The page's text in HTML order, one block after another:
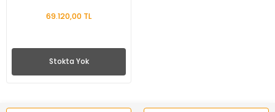
69.120,00 TL
Stokta Yok